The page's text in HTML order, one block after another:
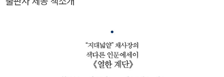
삶이었다. 감추사에는 붓다가 아니라 주지스님이 있었고, 교회에는
신이 아니라 신자들이 있었으며, 시장에는 상품이 아니라 사람들이
있었다. 세상은 형이상학적인 무엇인가로 채워져 있는 공간이 아니
에 대한 탐구로 더욱 넓어지며 점점 깊어졌다. 그 결과물이 2019년
책을 통해 저자는 인간의 가장 본질적 질문인 자아와 세계 그리고 그
관계에 대한 오래된 해답을 일목요연하게 정리했다. 이후 저자의 관
심은 지식에서 실천으로 확장되었다. 떠도는 말이 아니라 그 말 이면